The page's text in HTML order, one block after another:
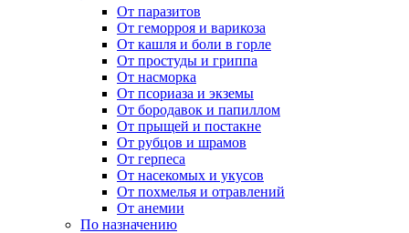
От паразитов
Oт геморроя и варикоза
От кашля и боли в горле
От простуды и гриппа
От насморка
Oт псориаза и экземы
От бородавок и папиллом
От прыщей и постакне
От рубцов и шрамов
От герпеса
От насекомых и укусов
От похмелья и отравлений
От анемии
По назначению